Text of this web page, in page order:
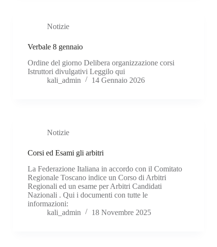
Notizie
Verbale 8 gennaio
Ordine del giorno Delibera organizzazione corsi
Istruttori divulgativi Leggilo qui
kali_admin
14 Gennaio 2026
Notizie
Corsi ed Esami gli arbitri
La Federazione Italiana in accordo con il Comitato
Regionale Toscano indice un Corso di Arbitri
Regionali ed un esame per Arbitri Candidati
Nazionali . Qui i documenti con tutte le
informazioni:
kali_admin
18 Novembre 2025